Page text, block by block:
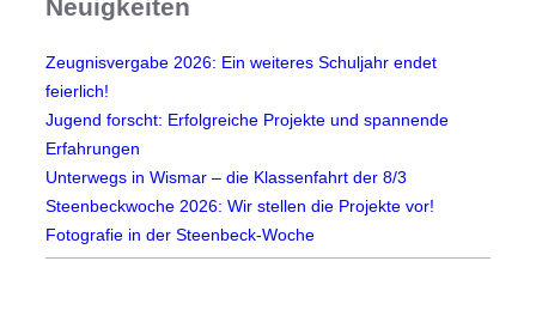
t
s
l
i
m
a
Neuigkeiten
Zeugnisvergabe 2026: Ein weiteres Schuljahr endet
feierlich!
Jugend forscht: Erfolgreiche Projekte und spannende
Erfahrungen
Unterwegs in Wismar – die Klassenfahrt der 8/3
Steenbeckwoche 2026: Wir stellen die Projekte vor!
Fotografie in der Steenbeck-Woche